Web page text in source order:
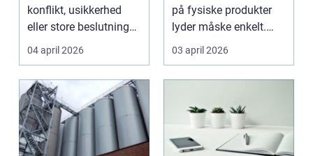
konflikt, usikkerhed
eller store beslutninger,
kan en lokal a...
04 april 2026
på fysiske produkter
lyder måske enkelt.
Men gjort rigtigt kan
logotr...
03 april 2026